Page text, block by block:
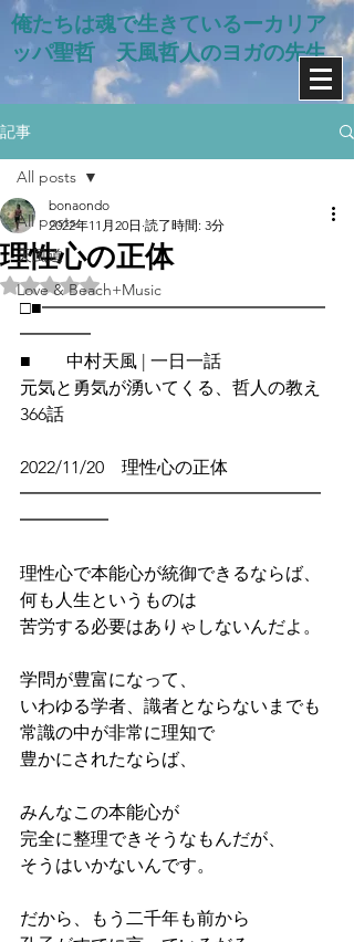
俺たちは魂で生きているー​カリア
ッパ聖哲 天風哲人のヨガの先生
記事
All posts
天風道
Love & Beach+Music
All posts
理性心の正体
bonaondo
2022年11月20日 読了時間: 3分
5つ星のうちNaNと評価されています。
□■━━━━━━━━━━━━━━━━
━━━━
■　　中村天風 | 一日一話
元気と勇気が湧いてくる、哲人の教え
366話
2022/11/20　理性心の正体
━━━━━━━━━━━━━━━━━
━━━━━
理性心で本能心が統御できるならば、
何も人生というものは
苦労する必要はありゃしないんだよ。
学問が豊富になって、
いわゆる学者、識者とならないまでも
常識の中が非常に理知で
豊かにされたならば、
みんなこの本能心が
完全に整理できそうなもんだが、
そうはいかないんです。
だから、もう二千年も前から